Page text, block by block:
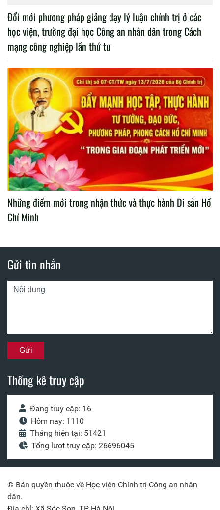
Đổi mới phương pháp giảng dạy lý luận chính trị ở các
học viện, trường đại học Công an nhân dân trong Cách
mạng công nghiệp lần thứ tư
Những điểm mới trong nhận thức và thực hành Di sản Hồ
Chí Minh
Gửi tin nhắn
Thống kê truy cập
Đang truy cập: 16
Hôm nay: 1110
Tháng hiện tại: 51421
Tổng lượt truy cập: 26696045
© Bản quyền thuộc về Học viện Chính trị Công an nhân
dân.